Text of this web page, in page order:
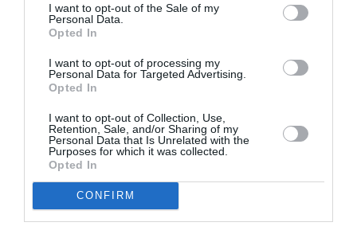
I want to opt-out of the Sale of my
Personal Data.
Opted In
I want to opt-out of processing my
Personal Data for Targeted Advertising.
Opted In
I want to opt-out of Collection, Use,
Retention, Sale, and/or Sharing of my
Personal Data that Is Unrelated with the
Purposes for which it was collected.
Opted In
CONFIRM
Δημοφιλή Άρθρα
O «Οιδίποδας» του
Ρόμπερτ Άικ ξανά
Αυτοκράτειρα του